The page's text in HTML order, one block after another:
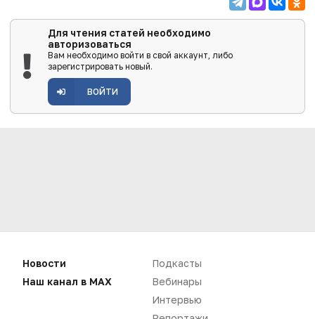
Для чтения статей необходимо
авторизоваться
Вам необходимо войти в свой аккаунт, либо
зарегистрировать новый.
ВОЙТИ
Нет комментариев
Новости
Наш канал в MAX
Подкасты
Вебинары
Интервью